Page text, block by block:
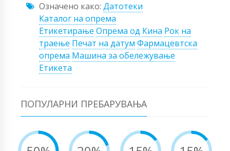
Означено како: Датотеки
Каталог на опрема
Етикетирање Опрема од Кина Рок на
траење Печат на датум Фармацевтска
опрема Машина за обележување
Етикета
ПОПУЛАРНИ ПРЕБАРУВАЊА